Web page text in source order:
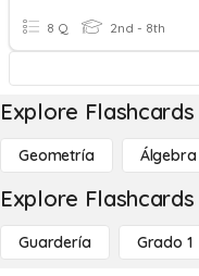
8 Q 2nd - 8th
Explore
Geometría Álgebra
Explore
Guardería Grado 1